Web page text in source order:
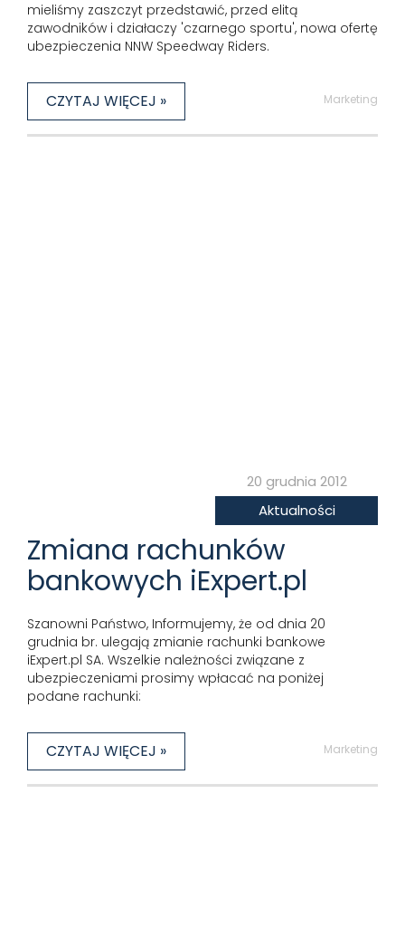
mieliśmy zaszczyt przedstawić, przed elitą
zawodników i działaczy 'czarnego sportu', nowa ofertę
ubezpieczenia NNW Speedway Riders.
CZYTAJ WIĘCEJ » Marketing
20 grudnia 2012
Aktualności
Zmiana rachunków
bankowych iExpert.pl
Szanowni Państwo, Informujemy, że od dnia 20
grudnia br. ulegają zmianie rachunki bankowe
iExpert.pl SA. Wszelkie należności związane z
ubezpieczeniami prosimy wpłacać na poniżej
podane rachunki:
CZYTAJ WIĘCEJ » Marketing